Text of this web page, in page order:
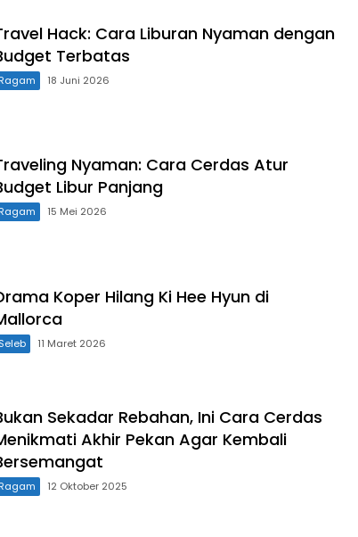
Hack: Cara Liburan Nyaman dengan
Terbatas
Ragam 18 Juni 2026
Nyaman: Cara Cerdas Atur
Libur Panjang
Ragam 15 Mei 2026
Koper Hilang Ki Hee Hyun di
Seleb 11 Maret 2026
Sekadar Rebahan, Ini Cara Cerdas
Akhir Pekan Agar Kembali
Ragam 12 Oktober 2025